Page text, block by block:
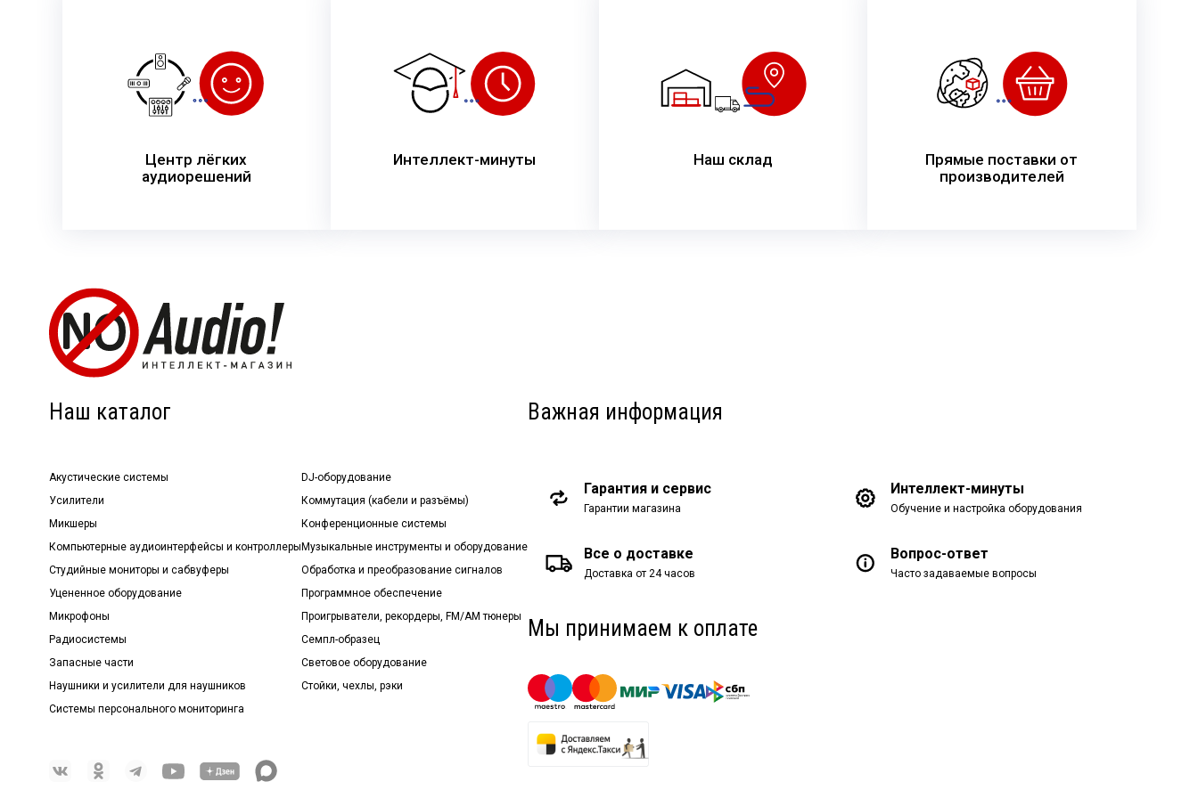
Центр лёгких
аудиорешений
Интеллект-минуты Наш склад
Прямые поставки от
производителей
Наш каталог
Акустические системы
Усилители
Микшеры
Компьютерные аудиоинтерфейсы и контроллеры
Студийные мониторы и сабвуферы
Уцененное оборудование
Микрофоны
Радиосистемы
Запасные части
Наушники и усилители для наушников
Системы персонального мониторинга
DJ-оборудование
Коммутация (кабели и разъёмы)
Конференционные системы
Музыкальные инструменты и оборудование
Обработка и преобразование сигналов
Программное обеспечение
Проигрыватели, рекордеры, FM/AM тюнеры
Семпл-образец
Световое оборудование
Стойки, чехлы, рэки
Важная информация
Гарантия и сервис
Гарантии магазина
Интеллект-минуты
Обучение и настройка оборудования
Все о доставке
Доставка от 24 часов
Вопрос-ответ
Часто задаваемые вопросы
Мы принимаем к оплате